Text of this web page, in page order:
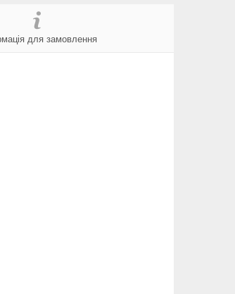
для замовлення